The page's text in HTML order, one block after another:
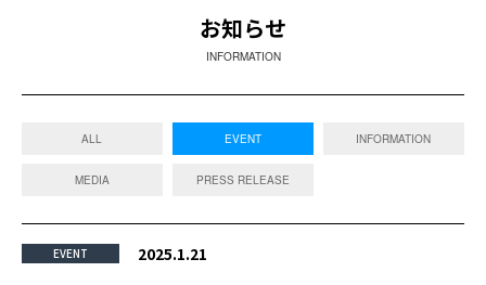
お知らせ
INFORMATION
ALL EVENT INFORMATION
MEDIA PRESS RELEASE
EVENT 2025.1.21